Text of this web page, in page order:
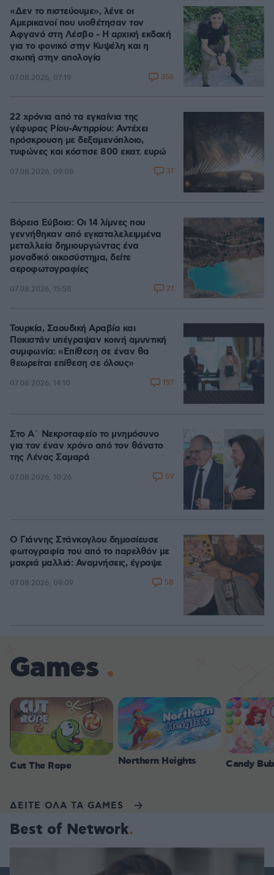
«Δεν το πιστεύουμε», λένε οι
Αμερικανοί που υιοθέτησαν τον
Αφγανό στη Λέσβο - Η αρχική εκδοχή
για το φονικό στην Κυψέλη και η
σιωπή στην απολογία
07.08.2026, 07:19 356
22 χρόνια από τα εγκαίνια της
γέφυρας Ρίου-Αντιρρίου: Αντέχει
πρόσκρουση με δεξαμενόπλοιο,
τυφώνες και κόστισε 800 εκατ. ευρώ
07.08.2026, 09:08 31
Βόρεια Εύβοια: Οι 14 λίμνες που
γεννήθηκαν από εγκαταλελειμμένα
μεταλλεία δημιουργώντας ένα
μοναδικό οικοσύστημα, δείτε
αεροφωτογραφίες
07.08.2026, 15:58 21
Τουρκία, Σαουδική Αραβία και
Πακιστάν υπέγραψαν κοινή αμυντική
συμφωνία: «Επίθεση σε έναν θα
θεωρείται επίθεση σε όλους»
07.08.2026, 14:10 197
Στο Α΄ Νεκροταφείο το μνημόσυνο
για τον έναν χρόνο από τον θάνατο
της Λένας Σαμαρά
07.08.2026, 10:26 59
Ο Γιάννης Στάνκογλου δημοσίευσε
φωτογραφία του από το παρελθόν με
μακριά μαλλιά: Αναμνήσεις, έγραψε
07.08.2026, 09:09 58
Games
Cut The Rope Northern Heights Candy
ΔΕΙΤΕ ΟΛΑ ΤΑ GAMES
Best of Network